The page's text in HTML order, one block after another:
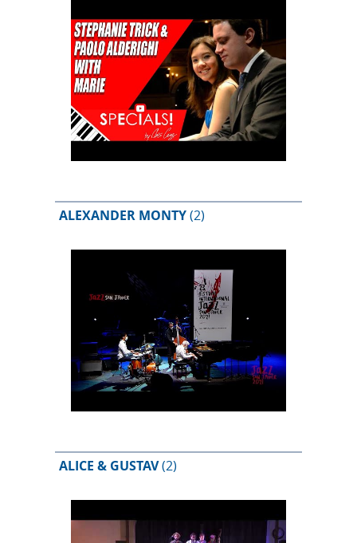
ALEXANDER MONTY(2)
ALICE & GUSTAV(2)